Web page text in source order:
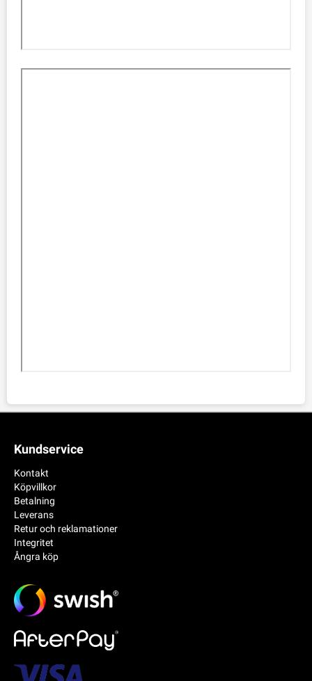
Kundservice
Kontakt
Köpvillkor
Betalning
Leverans
Retur och reklamationer
Integritet
Ångra köp